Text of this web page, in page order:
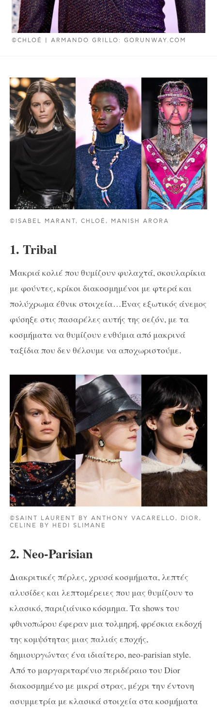
©CHLOÉ | ARMANDO GRILLO: GORUNWAY.COM
©ISABEL MARANT, CHLOÉ, MANISH ARORA
1. Tribal
Μακριά κολιέ που θυμίζουν φυλαχτά, σκουλαρίκια
με φούντες, κρίκοι διακοσμημένοι με φτερά και
πολύχρωμα έθνικ στοιχεία…Ένας εξωτικός άνεμος
φύσηξε στις πασαρέλες αυτής της σεζόν, με τα
κοσμήματα να θυμίζουν ενθύμια από μακρινά
ταξίδια που δεν θέλουμε να αποχωριστούμε.
©SAINT LAURENT BY ANTHONY VACARELLO, DIOR,
CELINE BY HEDI SLIMANE
2. Neo-Parisian
Διακριτικές πέρλες, χρυσά κοσμήματα, λεπτές
αλυσίδες και λεπτομέρειες που μας θυμίζουν το
κλασικό, παριζιάνικο κόσμημα. Τα shows του
φθινοπώρου έφεραν μια τολμηρή, φρέσκια εκδοχή
της κομψότητας μιας παλιάς εποχής,
δημιουργώντας ένα ιδιαίτερο, neo-parisian style.
Από το μαργαριταρένιο περιδέραιο του Dior
διακοσμημένο με μικρά στρας, μέχρι την έντονη
ασυμμετρία με κλασικά στοιχεία στα κοσμήματα